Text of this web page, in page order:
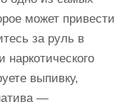
может привести
за руль в
наркотического
выпивку,
—